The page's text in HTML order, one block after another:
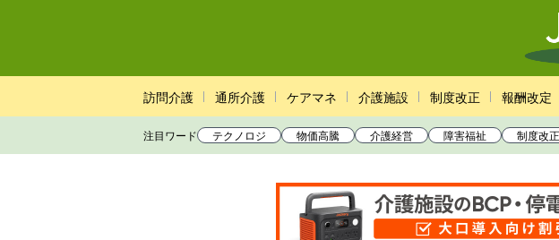
訪問介護 通所介護 ケアマネ 介護施設 制度改正 報酬改定
注目ワード テクノロジ 物価高騰 介護経営 障害福祉 制度改正